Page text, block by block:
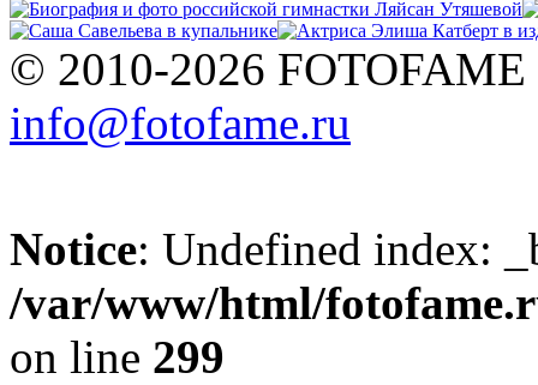
© 2010-2026 FOTOFAME
info@fotofame.ru
Notice: Undefined index:
/var/www/html/
on line 299